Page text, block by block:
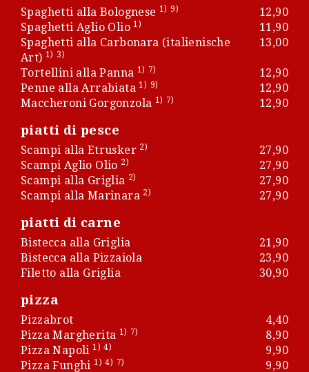
Spaghetti alla Bolognese 1) 9)
12,90
Spaghetti Aglio Olio 1)
11,90
Spaghetti alla Carbonara (italienische
Art) 1) 3)
13,00
Tortellini alla Panna 1) 7)
12,90
Penne alla Arrabiata 1) 9)
12,90
Maccheroni Gorgonzola 1) 7) 12,90
piatti di pesce
Scampi alla Etrusker 2)
27,90
Scampi Aglio Olio 2)
27,90
Scampi alla Griglia 2)
27,90
Scampi alla Marinara 2) 27,90
piatti di carne
Bistecca alla Griglia
21,90
Bistecca alla Pizzaiola
23,90
Filetto alla Griglia
30,90
pizza
Pizzabrot
4,40
Pizza Margherita 1) 7)
8,90
Pizza Napoli 1) 4)
9,90
Pizza Funghi 1) 4) 7) 9,90